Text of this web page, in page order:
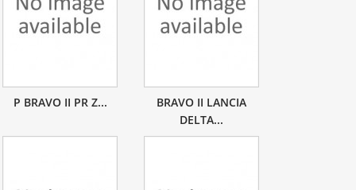
P BRAVO II PR Z...
BRAVO II LANCIA
DELTA...